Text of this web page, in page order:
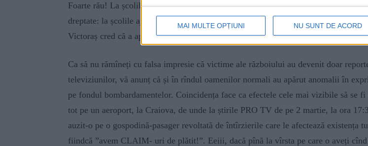
MAI MULTE OPȚIUNI NU SUNT DE ACORD
Foarte rău! La școlile pe care le-am frecventat eu, ar fi repetat pînă la pensie. Aaa,
dreptate: la școlile ajutătoare nu se numește ”repetenție”, ci ”an de aprofundare a
Victoraș cred că a aprofundat-o de vreo 5 ori… și tot nu s-a lipit chestia cu
Ca să nu rămîneți cu falsa impresie că victime ale războiului au devenit doar
televiziunilor, vă anunț că și în rîndul oamenilor normali au apărut anomalii în
pe fondul bombardamentelor. Coincidența face ca efectele cele mai vizibile să se fi
tot pe un aeroport, la Craiova, de unde la știrile PRO TV de pe 2 martie, la ora
auzit-o pe o gospodină-pasager revoltată de întîrzierile care le afectează existența
fiindcă ”avem CLAIM- uri de plătit!”. Eeiii, dacă pînă la vîrsta pe care o aveți